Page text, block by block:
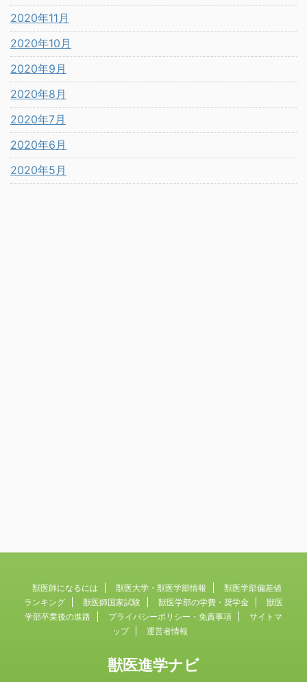
2020年11月
2020年10月
2020年9月
2020年8月
2020年7月
2020年6月
2020年5月
獣医師になるには 獣医大学・獣医学部情報
獣医学部偏差値
ランキング
獣医師国家試験 獣医学部の学費・奨学金
獣医
学部卒業後の進路
プライバシーポリシー・免責事項
サイトマ
ップ
運営者情報
獣医進学ナビ